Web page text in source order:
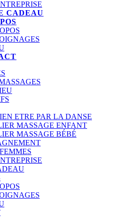
CADEAU
ETRE PAR LA DANSE
MASSAGE ENFANT
MASSAGE BÉBÉ